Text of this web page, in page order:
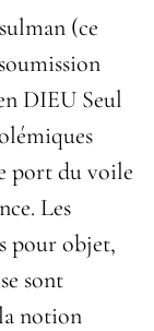
(ce
DIEU Seul
port du voile
Les
pour objet,
sont
notion